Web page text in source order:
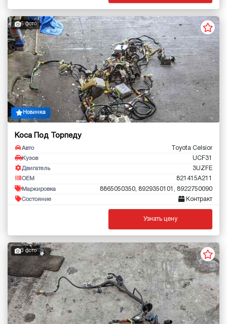
6 фото
Новинка
Коса Под Торпеду
Авто Toyota Celsior
Кузов UCF31
Двигатель 3UZFE
OEM 821415A211
Маркировка 8865050350, 8929350101, 8922750090
Состояние Контракт
Узнать цену
3 фото